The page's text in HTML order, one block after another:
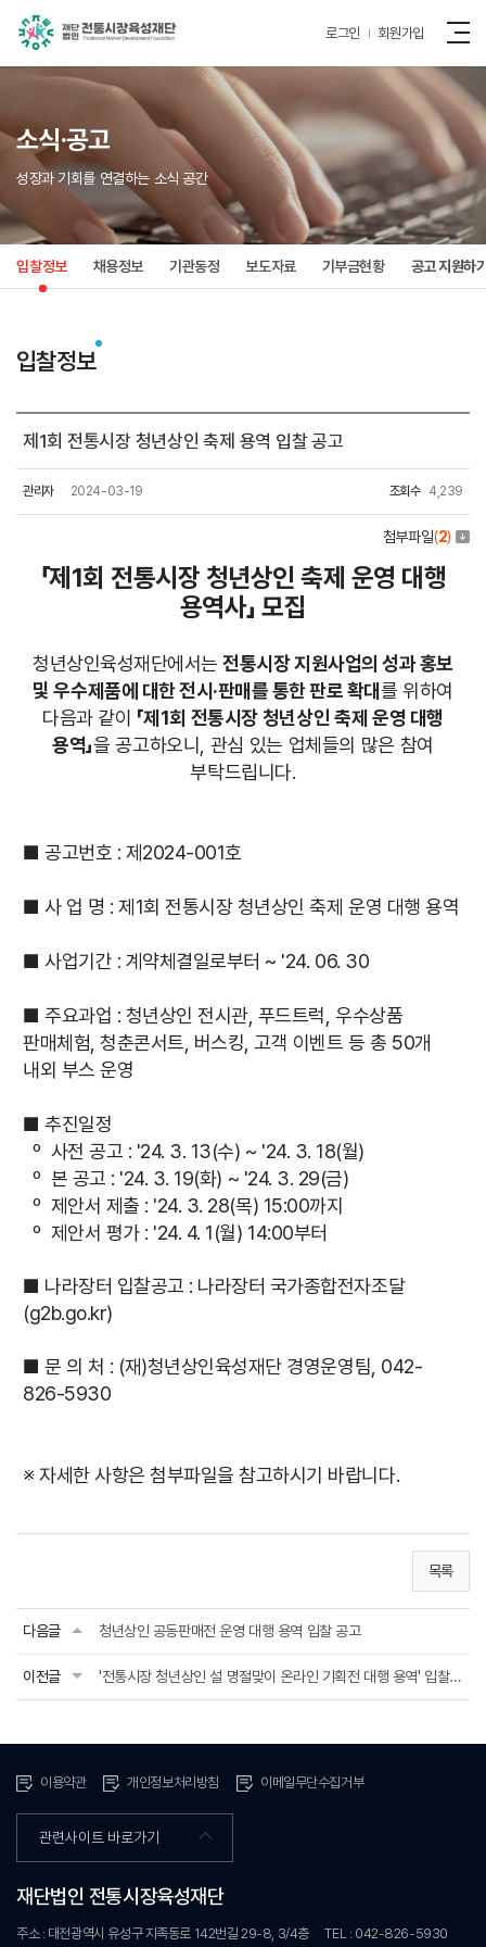
로그인 회원가입
소식·공고
성장과 기회를 연결하는 소식 공간
입찰정보 채용정보 기관동정 보도자료 기부금현황 공고 지원하
입찰정보
제1회 전통시장 청년상인 축제 용역 입찰 공고
관리자 2024-03-19 조회수 4,239
첨부파일(2)
「제1회 전통시장 청년상인 축제 운영 대행
용역사」 모집
청년상인육성재단에서는전통시장 지원사업의 성과 홍보
및 우수제품에 대한 전시·판매를 통한 판로 확대를 위하여
다음과 같이 「제1회 전통시장 청년상인 축제 운영 대행
용역」을 공고하오니, 관심 있는 업체들의 많은 참여
부탁드립니다.
■ 공고번호 : 제2024-001호
■ 사 업 명 : 제1회 전통시장 청년상인 축제 운영 대행 용역
■ 사업기간 : 계약체결일로부터 ~ '24. 06. 30
■ 주요과업 : 청년상인 전시관, 푸드트럭, 우수상품
판매체험, 청춘콘서트, 버스킹, 고객 이벤트 등 총 50개
내외 부스 운영
■ 추진일정
º 사전 공고 : '24. 3. 13(수) ~ '24. 3. 18(월)
º 본 공고 : '24. 3. 19(화) ~ '24. 3. 29(금)
º 제안서 제출 : '24. 3. 28(목) 15:00까지
º 제안서 평가 : '24. 4. 1(월) 14:00부터
■ 나라장터 입찰공고 : 나라장터 국가종합전자조달
(g2b.go.kr)
■ 문 의 처 : (재)청년상인육성재단 경영운영팀, 042-
826-5930
※ 자세한 사항은 첨부파일을 참고하시기 바랍니다.
목록
다음글 청년상인 공동판매전 운영 대행 용역 입찰 공고
이전글 '전통시장 청년상인 설 명절맞이 온라인 기획전 대행 용역' 입찰 공고
이용약관 개인정보처리방침 이메일무단수집거부
관련사이트 바로가기
재단법인 전통시장육성재단
주소 : 대전광역시 유성구 지족동로 142번길 29-8, 3/4층 TEL : 042-826-5930